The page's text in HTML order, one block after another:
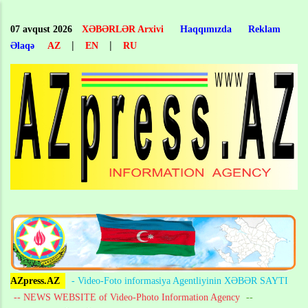
main
content
07 avqust 2026 XƏBƏRLƏR Arxivi Haqqımızda
Reklam
Əlaqə
AZ | EN | RU
AZpress.AZ
- Video-Foto informasiya Agentliyinin XƏBƏR SAYTI
-- NEWS WEBSITE of Video-Photo Information Agency --